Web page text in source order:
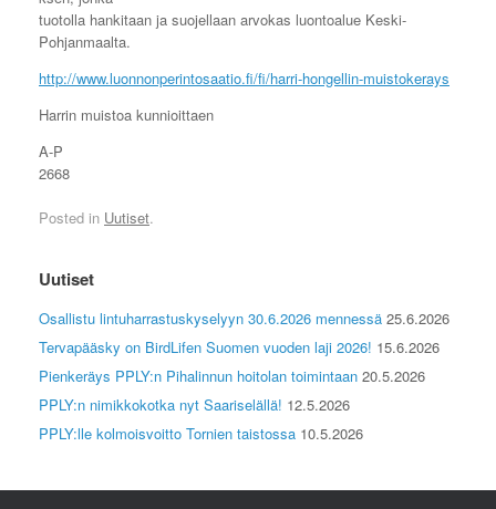
tuotolla hankitaan ja suojellaan arvokas luontoalue Keski-
Pohjanmaalta.
http://www.luonnonperintosaatio.fi/fi/harri-hongellin-muistokerays
Harrin muistoa kunnioittaen
A-P
2668
Posted in Uutiset.
Uutiset
Osallistu lintuharrastuskyselyyn 30.6.2026 mennessä 25.6.2026
Tervapääsky on BirdLifen Suomen vuoden laji 2026! 15.6.2026
Pienkeräys PPLY:n Pihalinnun hoitolan toimintaan 20.5.2026
PPLY:n nimikkokotka nyt Saariselällä! 12.5.2026
PPLY:lle kolmoisvoitto Tornien taistossa 10.5.2026